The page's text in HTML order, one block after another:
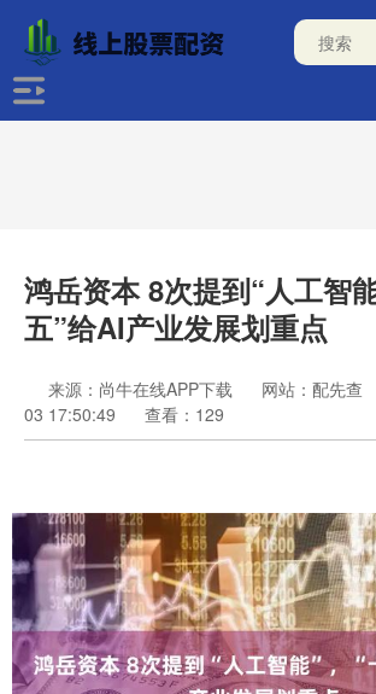
鸿岳资本 8次提到“人工智
五”给AI产业发展划重点
来源：尚牛在线APP下载 网站：配先查
03 17:50:49
查看：129